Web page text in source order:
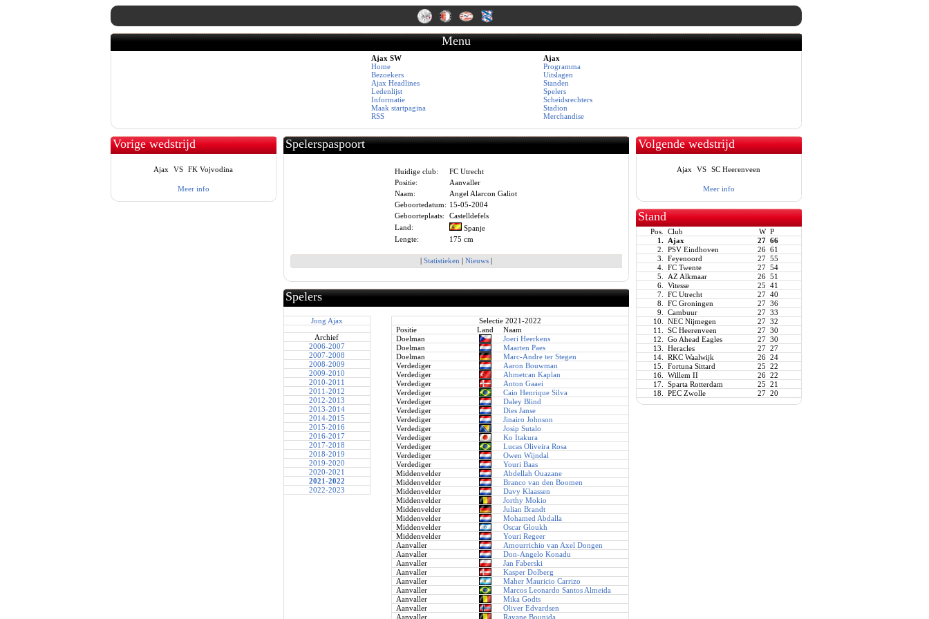
Menu
Ajax SW
Home
Bezoekers
Ajax Headlines
Ledenlijst
Informatie
Maak startpagina
RSS
Ajax
Programma
Uitslagen
Standen
Spelers
Scheidsrechters
Stadion
Merchandise
Vorige wedstrijd
Ajax VS FK Vojvodina
Meer info
Spelerspaspoort
Huidige club:
FC Utrecht
Positie:
Aanvaller
Naam:
Angel Alarcon Galiot
Geboortedatum: 15-05-2004
Geboorteplaats:
Castelldefels
Land:
Spanje
Lengte:
175 cm
| Statistieken | Nieuws|
Spelers
Jong Ajax
Archief
2006-2007
2007-2008
2008-2009
2009-2010
2010-2011
2011-2012
2012-2013
2013-2014
2014-2015
2015-2016
2016-2017
2017-2018
2018-2019
2019-2020
2020-2021
2021-2022
2022-2023
Selectie 2021-2022
Positie
Land
Naam
Doelman
Joeri Heerkens
Doelman
Maarten Paes
Doelman
Marc-Andre ter Stegen
Verdediger
Aaron Bouwman
Verdediger
Ahmetcan Kaplan
Verdediger
Anton Gaaei
Verdediger
Caio Henrique Silva
Verdediger
Daley Blind
Verdediger
Dies Janse
Verdediger
Jinairo Johnson
Verdediger
Josip Sutalo
Verdediger
Ko Itakura
Verdediger
Lucas Oliveira Rosa
Verdediger
Owen Wijndal
Verdediger
Youri Baas
Middenvelder
Abdellah Ouazane
Middenvelder
Branco van den Boomen
Middenvelder
Davy Klaassen
Middenvelder
Jorthy Mokio
Middenvelder
Julian Brandt
Middenvelder
Mohamed Abdalla
Middenvelder
Oscar Gloukh
Middenvelder
Youri Regeer
Aanvaller
Amourrichio van Axel Dongen
Aanvaller
Don-Angelo Konadu
Aanvaller
Jan Faberski
Aanvaller
Kasper Dolberg
Aanvaller
Maher Mauricio Carrizo
Aanvaller
Marcos Leonardo Santos Almeida
Aanvaller
Mika Godts
Aanvaller
Oliver Edvardsen
Aanvaller
Rayane Bounida
Volgende wedstrijd
Ajax VS SC Heerenveen
Meer info
Stand
Pos.Club W P
1. Ajax 27 66
2.PSV Eindhoven 26 61
3.Feyenoord 27 55
4.FC Twente 27 54
5. AZ Alkmaar 26 51
6.Vitesse 25 41
7.FC Utrecht 27 40
8.FC Groningen 27 36
9.Cambuur 27 33
10.NEC Nijmegen 27 32
11.SC Heerenveen 27 30
12.Go Ahead Eagles 27 30
13.Heracles 27 27
14.RKC Waalwijk 26 24
15.Fortuna Sittard 25 22
16.Willem II 26 22
17.Sparta Rotterdam 25 21
18.PEC Zwolle 27 20